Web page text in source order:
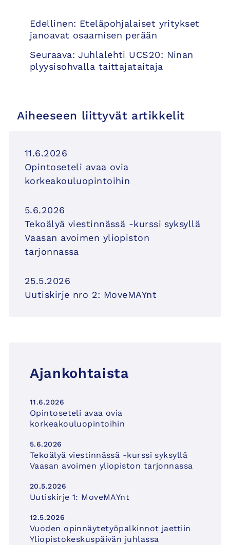
Artikkelien
selaus
Edellinen: Eteläpohjalaiset yritykset
janoavat osaamisen perään
Seuraava: Juhlalehti UCS20: Ninan
plyysisohvalla taittajataitaja
Aiheeseen liittyvät artikkelit
11.6.2026
Opintoseteli avaa ovia
korkeakouluopintoihin
5.6.2026
Tekoälyä viestinnässä -kurssi syksyllä
Vaasan avoimen yliopiston
tarjonnassa
25.5.2026
Uutiskirje nro 2: MoveMAYnt
Ajankohtaista
11.6.2026
Opintoseteli avaa ovia
korkeakouluopintoihin
5.6.2026
Tekoälyä viestinnässä -kurssi syksyllä
Vaasan avoimen yliopiston tarjonnassa
20.5.2026
Uutiskirje 1: MoveMAYnt
12.5.2026
Vuoden opinnäytetyöpalkinnot jaettiin
Yliopistokeskuspäivän juhlassa